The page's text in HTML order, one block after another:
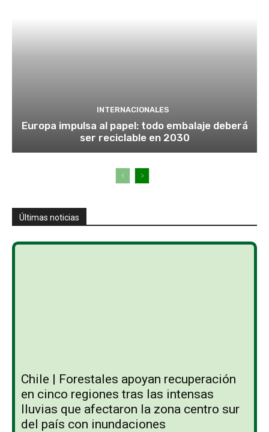
INTERNACIONALES
Europa impulsa al papel: todo embalaje deberá
ser reciclable en 2030
Últimas noticias
Chile | Forestales apoyan recuperación
en cinco regiones tras las intensas
lluvias que afectaron la zona centro sur
del país con inundaciones